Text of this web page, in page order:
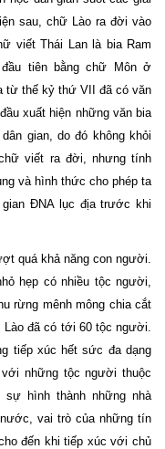
sau, chữ Lào ra đời vào
viết Thái Lan là bia Ram
đầu tiên bằng chữ Môn ở
từ thế kỷ thứ VII đã có văn
xuất hiện những văn bia
gian, do đó không khỏi
viết ra đời, nhưng tính
và hình thức cho phép ta
ĐNA lục địa trước khi
quá khả năng con người.
hẹp có nhiều tộc người,
rừng mênh mông chia cắt
đã có tới 60 tộc người.
tiếp xúc hết sức đa dạng
những tộc người thuộc
hình thành những nhà
vai trò của những tín
đến khi tiếp xúc với chủ